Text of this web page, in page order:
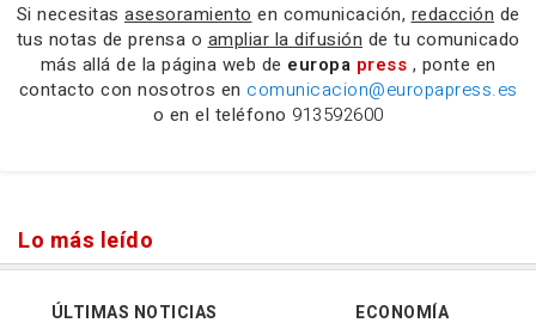
Si necesitas asesoramiento en comunicación, redacción de
tus notas de prensa o ampliar la difusión de tu comunicado
más allá de la página web de europa press , ponte en
contacto con nosotros en comunicacion@europapress.es
o en el teléfono 913592600
Lo más leído
ÚLTIMAS NOTICIAS
ECONOMÍA